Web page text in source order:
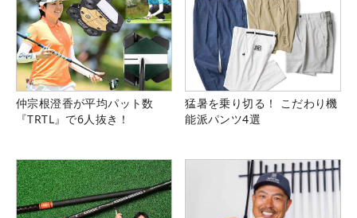
仲宗根澄香が平均パット数
『TRTL』で6人抜き！
猛暑を乗り切る！ こだわり機
能派パンツ4選